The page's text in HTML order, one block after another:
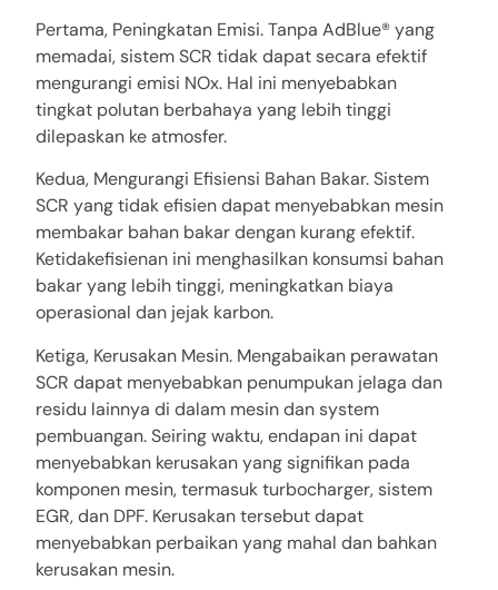
Pertama, Peningkatan Emisi. Tanpa AdBlue® yang
memadai, sistem SCR tidak dapat secara efektif
mengurangi emisi NOx. Hal ini menyebabkan
tingkat polutan berbahaya yang lebih tinggi
dilepaskan ke atmosfer.
Kedua, Mengurangi Efisiensi Bahan Bakar. Sistem
SCR yang tidak efisien dapat menyebabkan mesin
membakar bahan bakar dengan kurang efektif.
Ketidakefisienan ini menghasilkan konsumsi bahan
bakar yang lebih tinggi, meningkatkan biaya
operasional dan jejak karbon.
Ketiga, Kerusakan Mesin. Mengabaikan perawatan
SCR dapat menyebabkan penumpukan jelaga dan
residu lainnya di dalam mesin dan system
pembuangan. Seiring waktu, endapan ini dapat
menyebabkan kerusakan yang signifikan pada
komponen mesin, termasuk turbocharger, sistem
EGR, dan DPF. Kerusakan tersebut dapat
menyebabkan perbaikan yang mahal dan bahkan
kerusakan mesin.